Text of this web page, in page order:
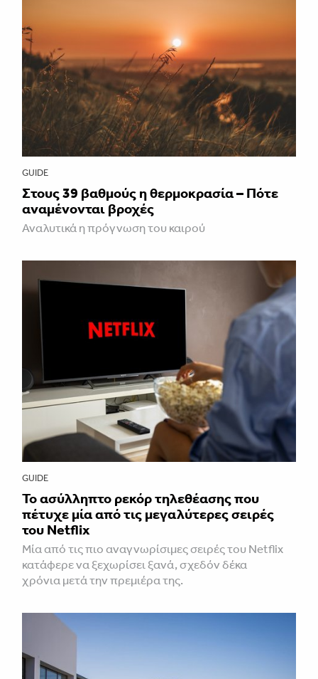
GUIDE
Στους 39 βαθμούς η θερμοκρασία – Πότε
αναμένονται βροχές
Αναλυτικά η πρόγνωση του καιρού
GUIDE
Το ασύλληπτο ρεκόρ τηλεθέασης που
πέτυχε μία από τις μεγαλύτερες σειρές
του Netflix
Μία από τις πιο αναγνωρίσιμες σειρές του Netflix
κατάφερε να ξεχωρίσει ξανά, σχεδόν δέκα
χρόνια μετά την πρεμιέρα της.